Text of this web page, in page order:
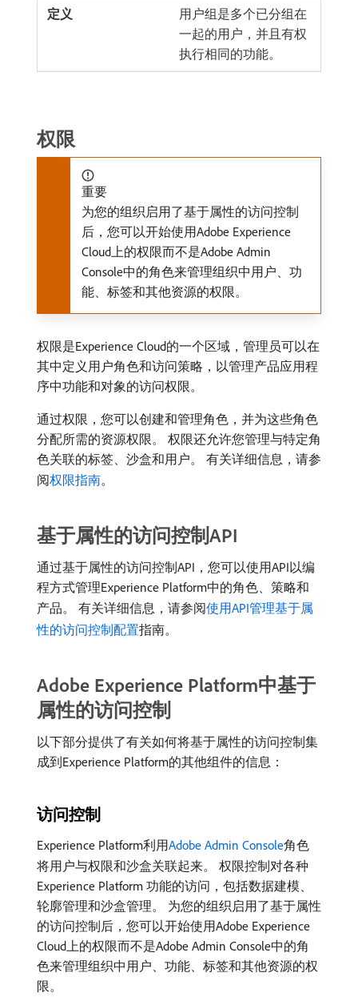
用户组是多个已分组在
一起的用户，并且有权
执行相同的功能。
权限
重要
为您的组织启用了基于属性的访问控制
后，您可以开始使用Adobe Experience
Cloud上的权限而不是Adobe Admin
Console中的角色来管理组织中用户、功
能、标签和其他资源的权限。
权限是Experience Cloud的一个区域，管理员可以在
其中定义用户角色和访问策略，以管理产品应用程
序中功能和对象的访问权限。
通过权限，您可以创建和管理角色，并为这些角色
分配所需的资源权限。 权限还允许您管理与特定角
色关联的标签、沙盒和用户。 有关详细信息，请参
阅权限指南。
基于属性的访问控制API
通过基于属性的访问控制API，您可以使用API以编
程方式管理Experience Platform中的角色、策略和
产品。 有关详细信息，请参阅使用API管理基于属
性的访问控制配置指南。
Adobe Experience Platform中基于
属性的访问控制
以下部分提供了有关如何将基于属性的访问控制集
成到Experience Platform的其他组件的信息：
访问控制
Experience Platform利用Adobe Admin Console角色
将用户与权限和沙盒关联起来。 权限控制对各种
Experience Platform 功能的访问，包括数据建模、
轮廓管理和沙盒管理。 为您的组织启用了基于属性
的访问控制后，您可以开始使用Adobe Experience
Cloud上的权限而不是Adobe Admin Console中的角
色来管理组织中用户、功能、标签和其他资源的权
限。